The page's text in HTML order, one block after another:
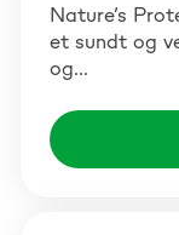
Nature’s
et sundt og
og…